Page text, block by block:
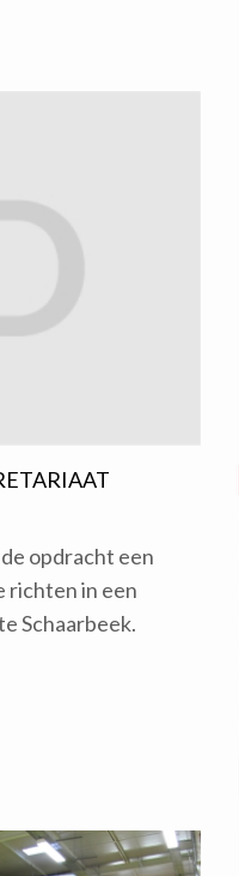
opdracht een
richten in een
Schaarbeek.